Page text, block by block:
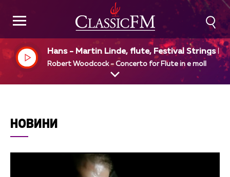
Hans - Martin Linde, flute, Festival Strings
rne, Rudolf Baumgartner, dir
Robert Woodcock - Concerto for Flute in e moll
НОВИНИ